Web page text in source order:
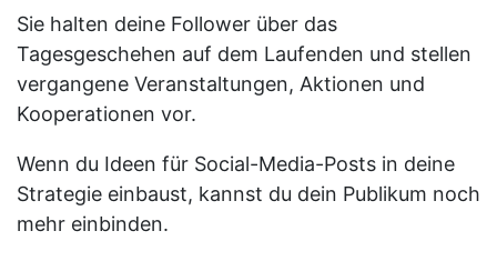
Sie halten deine Follower über das
Tagesgeschehen auf dem Laufenden und stellen
vergangene Veranstaltungen, Aktionen und
Kooperationen vor.
Wenn du Ideen für Social-Media-Posts in deine
Strategie einbaust, kannst du dein Publikum noch
mehr einbinden.